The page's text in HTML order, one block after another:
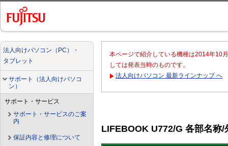
法人向けパソコン（PC）・
タブレット
サポート（法人向けパソコ
ン）
サポート・サービス
サポート・サービスのご案
内
保証内容と修理について
本ページで紹介している機種は2014年10
しては発表当時のものです。
法人向けパソコン 最新ラインナップ へ
LIFEBOOK U772/G 各部名称/